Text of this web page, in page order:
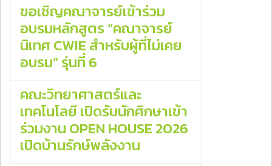
ขอเชิญคณาจารย์เข้าร่วม
อบรมหลักสูตร “คณาจารย์
นิเทศ CWIE สำหรับผู้ที่ไม่เคย
อบรม” รุ่นที่ 6
คณะวิทยาศาสตร์และ
เทคโนโลยี เปิดรับนักศึกษาเข้า
ร่วมงาน OPEN HOUSE 2026
เปิดบ้านรักษ์พลังงาน